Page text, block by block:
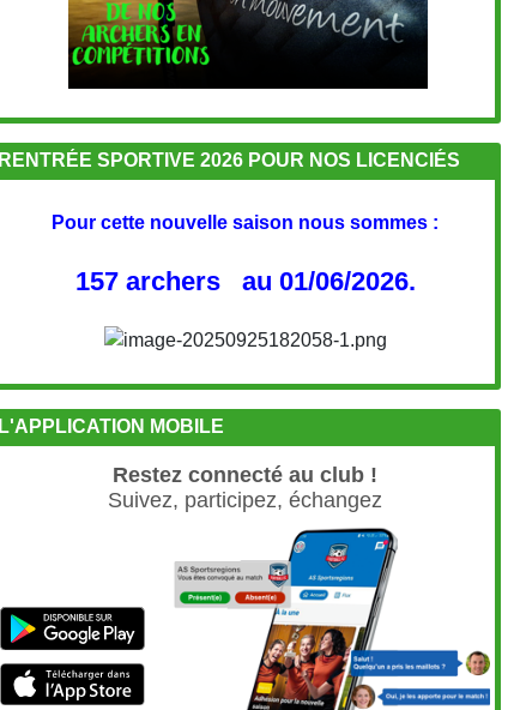
RENTRÉE SPORTIVE 2026 POUR NOS LICENCIÉS
Pour cette nouvelle saison nous sommes :
157 archers au 01/06/2026.
L'APPLICATION MOBILE
Restez connecté au club !
Suivez, participez, échangez